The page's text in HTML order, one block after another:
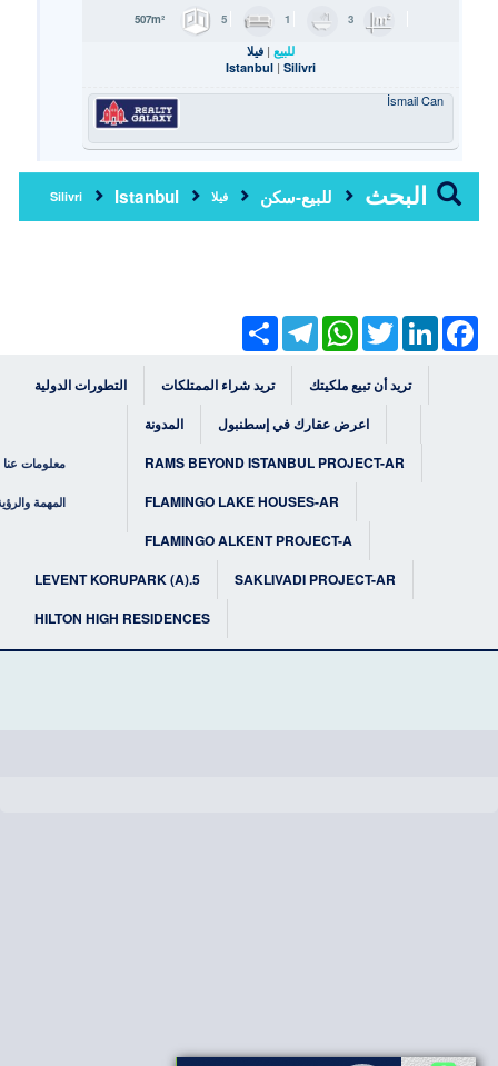
507m²
5 1 3
للبيع
فيلا
Istanbul
Silivri
İsmail Can
البحث للبيع-سكن فيلا Istanbul
Silivri
التطورات الدولية تريد شراء الممتلكات تريد أن تبيع ملكيتك
معلومات عنا
المهمة
المدونة
اعرض عقارك في إسطنبول
RAMS BEYOND ISTANBUL PROJECT-AR
FLAMINGO LAKE HOUSES-AR
FLAMINGO ALKENT PROJECT-A
5.LEVENT KORUPARK (A)
SAKLIVADI PROJECT-AR
HILTON HIGH RESIDENCES
Facebook
LinkedIn
Twitter
WhatsApp
Telegram
Share